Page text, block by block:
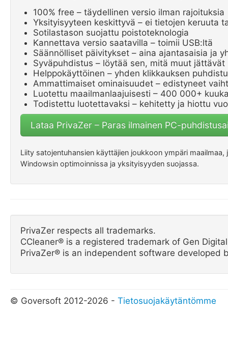
100% free – täydellinen versio ilman rajoituksia
Yksityisyyteen keskittyvä – ei tietojen keruuta
Sotilastason suojattu poistoteknologia
Kannettava versio saatavilla – toimii USB:ltä
Säännölliset päivitykset – aina ajantasaisia ja
Syväpuhdistus – löytää sen, mitä muut
Helppokäyttöinen – yhden klikkauksen
Ammattimaiset ominaisuudet – edistyneet
Luotettu maailmanlaajuisesti – 400 000+
Todistettu luotettavaksi – kehitetty ja hiottu
Lataa PrivaZer – Paras ilmainen PC-
Liity satojentuhansien käyttäjien joukkoon ympäri
Windowsin optimoinnissa ja yksityisyyden suojassa.
PrivaZer respects all trademarks.
CCleaner® is a registered trademark of Gen
PrivaZer® is an independent software developed
© Goversoft 2012-2026 - Tietosuojakäytäntömme